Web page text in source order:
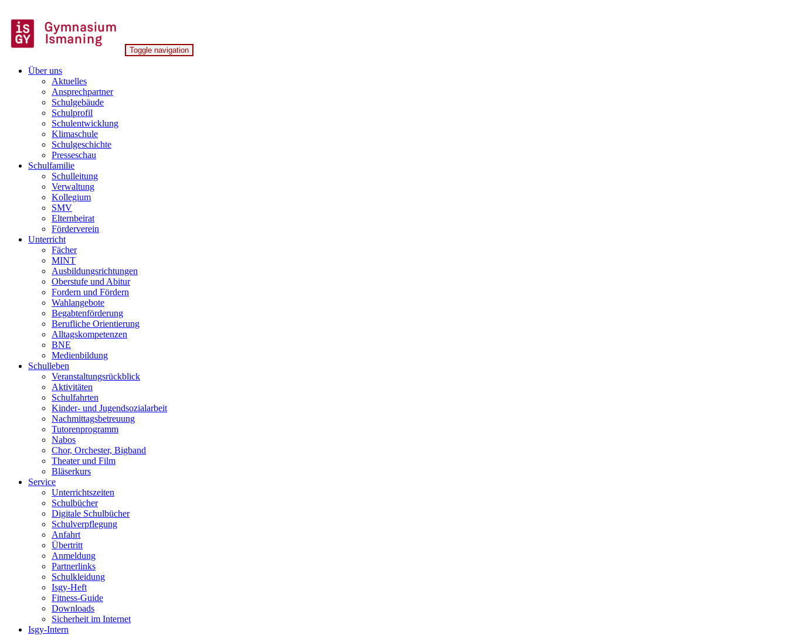
to
content
Gymnasium Ismaning
Toggle navigation
Über uns
Aktuelles
Ansprechpartner
Schulgebäude
Schulprofil
Schulentwicklung
Klimaschule
Schulgeschichte
Presseschau
Schulfamilie
Schulleitung
Verwaltung
Kollegium
SMV
Elternbeirat
Förderverein
Unterricht
Fächer
MINT
Ausbildungsrichtungen
Oberstufe und Abitur
Fordern und Fördern
Wahlangebote
Begabtenförderung
Berufliche Orientierung
Alltagskompetenzen
BNE
Medienbildung
Schulleben
Veranstaltungsrückblick
Aktivitäten
Schulfahrten
Kinder- und Jugendsozialarbeit
Nachmittagsbetreuung
Tutorenprogramm
Nabos
Chor, Orchester, Bigband
Theater und Film
Bläserkurs
Service
Unterrichtszeiten
Schulbücher
Digitale Schulbücher
Schulverpflegung
Anfahrt
Übertritt
Anmeldung
Partnerlinks
Schulkleidung
Isgy-Heft
Fitness-Guide
Downloads
Sicherheit im Internet
Isgy-Intern